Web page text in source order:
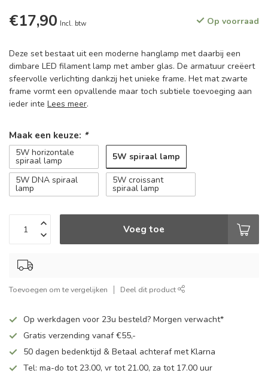
€17,90 Incl. btw Op voorraad
Deze set bestaat uit een moderne hanglamp met daarbij een
dimbare LED filament lamp met amber glas. De armatuur creëert
sfeervolle verlichting dankzij het unieke frame. Het mat zwarte
frame vormt een opvallende maar toch subtiele toevoeging aan
ieder inte Lees meer.
Maak een keuze: *
5W horizontale
spiraal lamp 5W spiraal lamp
5W DNA spiraal
lamp
5W croissant
spiraal lamp
Voeg toe
Toevoegen om te vergelijken Deel dit product
Op werkdagen voor 23u besteld? Morgen verwacht*
Gratis verzending vanaf €55,-
50 dagen bedenktijd & Betaal achteraf met Klarna
Tel: ma-do tot 23.00, vr tot 21.00, za tot 17.00 uur